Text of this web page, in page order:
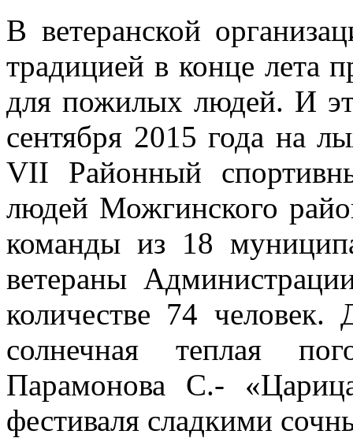
В ветеранской
традицией в конце лета
для пожилых людей. И
сентября 2015 года на
VII Районный
людей Можгинского
команды из 18
ветераны
количестве 74 человек.
солнечная теплая
Парамонова С.-
фестиваля сладкими